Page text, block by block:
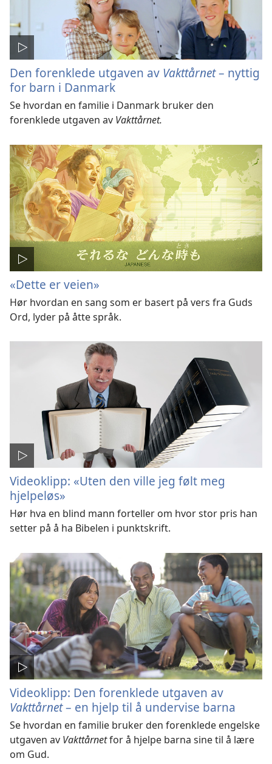
Den forenklede utgaven av Vakttårnet– nyttig
for barn i Danmark
Se hvordan en familie i Danmark bruker den
forenklede utgaven av Vakttårnet.
«Dette er veien»
Hør hvordan en sang som er basert på vers fra Guds
Ord, lyder på åtte språk.
Videoklipp: «Uten den ville jeg følt meg
hjelpeløs»
Hør hva en blind mann forteller om hvor stor pris han
setter på å ha Bibelen i punktskrift.
Videoklipp: Den forenklede utgaven av
Vakttårnet– en hjelp til å undervise barna
Se hvordan en familie bruker den forenklede engelske
utgaven av Vakttårnetfor å hjelpe barna sine til å lære
om Gud.